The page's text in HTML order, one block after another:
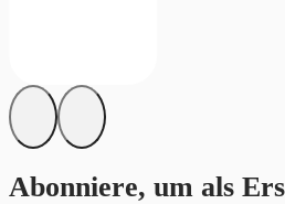
Abonniere, um als